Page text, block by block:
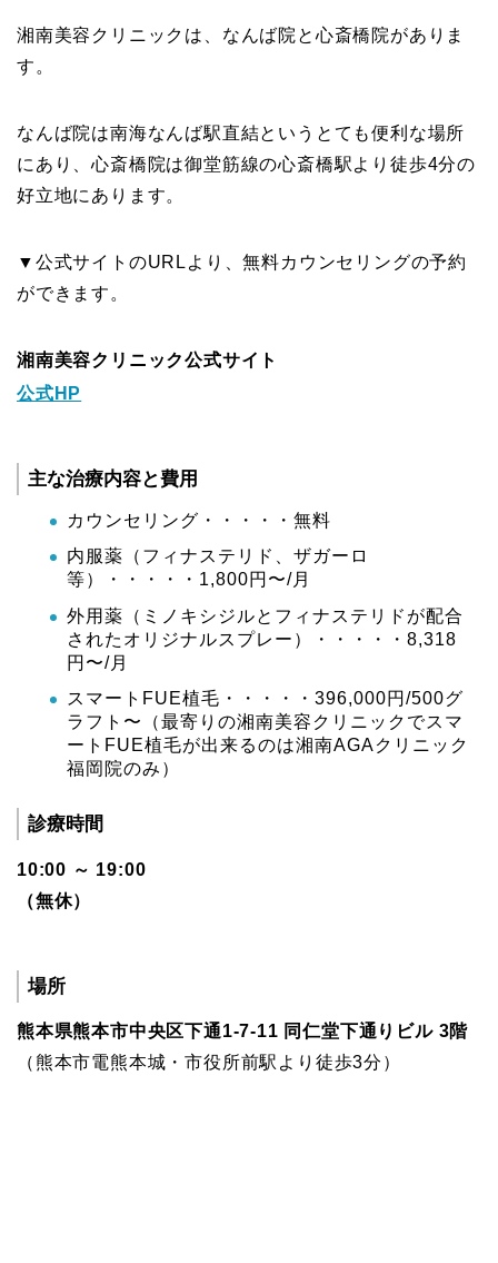
湘南美容クリニックは、なんば院と心斎橋院がありま
す。
なんば院は南海なんば駅直結というとても便利な場所
にあり、心斎橋院は御堂筋線の心斎橋駅より徒歩4分の
好立地にあります。
▼公式サイトのURLより、無料カウンセリングの予約
ができます。
湘南美容クリニック公式サイト
公式HP
主な治療内容と費用
カウンセリング・・・・・無料
内服薬（フィナステリド、ザガーロ
等）・・・・・1,800円〜/月
外用薬（ミノキシジルとフィナステリドが配合
されたオリジナルスプレー）・・・・・8,318
円〜/月
スマートFUE植毛・・・・・396,000円/500グ
ラフト〜（最寄りの湘南美容クリニックでスマ
ートFUE植毛が出来るのは湘南AGAクリニック
福岡院のみ）
診療時間
10:00 ～ 19:00
（無休）
場所
熊本県熊本市中央区下通1-7-11 同仁堂下通りビル 3階
（熊本市電熊本城・市役所前駅より徒歩3分）